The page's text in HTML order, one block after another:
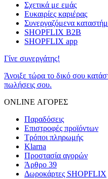
Σχετικά με εμάς
Ευκαιρίες καριέρας
Συνεργαζόμενα
SHOPFLIX B2B
SHOPFLIX app
Γίνε συνεργάτης!
Άνοιξε τώρα το δικό σου
πωλήσεις σου.
ONLINE ΑΓΟΡΕΣ
Παραδόσεις
Επιστροφές προϊόντων
Τρόποι πληρωμής
Klarna
Προστασία αγορών
Άρθρο 39
Δωροκάρτες SHOPFLIX